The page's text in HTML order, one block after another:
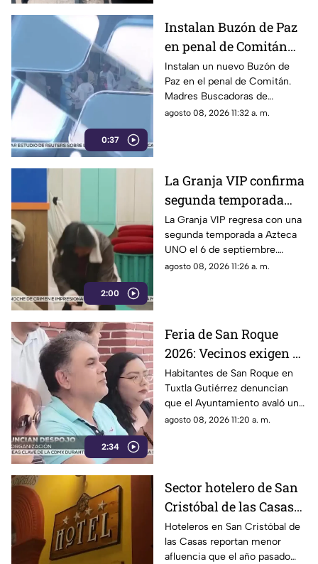
0:37
Instalan Buzón de Paz
en penal de Comitán
para buscar a personas
desaparecidas
Instalan un nuevo Buzón de
Paz en el penal de Comitán.
Madres Buscadoras de
Chiapas buscan obtener datos
agosto 08, 2026 11:32 a. m.
2:00
La Granja VIP confirma
segunda temporada
con contenido
exclusivo y sorpresas
La Granja VIP regresa con una
segunda temporada a Azteca
UNO el 6 de septiembre.
Mallezaa repetirá como host
agosto 08, 2026 11:26 a. m.
2:34
Feria de San Roque
2026: Vecinos exigen al
Ayuntamiento de
Tuxtla respetar
patronato tradicional
Habitantes de San Roque en
Tuxtla Gutiérrez denuncian
que el Ayuntamiento avaló un
comité externo para organizar
agosto 08, 2026 11:20 a. m.
Sector hotelero de San
Cristóbal de las Casas
reporta caída en
afluencia turística
Hoteleros en San Cristóbal de
las Casas reportan menor
afluencia que el año pasado